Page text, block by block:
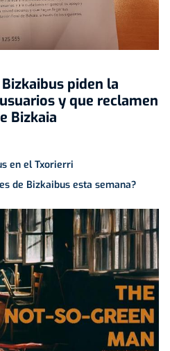
piden la
y que reclamen
Bizkaia
en el Txorierri
de Bizkaibus esta semana?